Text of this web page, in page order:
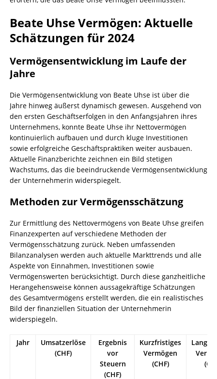
Beate Uhse Vermögen: Aktuelle
Schätzungen für 2024
Vermögensentwicklung im Laufe der
Jahre
Die Vermögensentwicklung von Beate Uhse ist über die
Jahre hinweg äußerst dynamisch gewesen. Ausgehend von
den ersten Geschäftserfolgen in den Anfangsjahren ihres
Unternehmens, konnte Beate Uhse ihr Nettovermögen
kontinuierlich aufbauen und durch kluge Investitionen
sowie erfolgreiche Geschäftspraktiken weiter ausbauen.
Aktuelle Finanzberichte zeichnen ein Bild stetigen
Wachstums, das die beeindruckende Vermögensentwicklung
der Unternehmerin widerspiegelt.
Methoden zur Vermögensschätzung
Zur Ermittlung des Nettovermögens von Beate Uhse greifen
Finanzexperten auf verschiedene Methoden der
Vermögensschätzung zurück. Neben umfassenden
Bilanzanalysen werden auch aktuelle Markttrends und alle
Aspekte von Einnahmen, Investitionen sowie
Vermögenswerten berücksichtigt. Durch diese ganzheitliche
Herangehensweise können aussagekräftige Schätzungen
des Gesamtvermögens erstellt werden, die ein realistisches
Bild der finanziellen Situation der Unternehmerin
widerspiegeln.
Jahr
Umsatzerlöse
(CHF)
Ergebnis
vor
Steuern
(CHF)
Kurzfristiges
Vermögen
(CHF)